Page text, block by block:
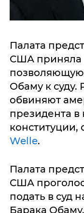
Палата
США
позволяющую
Обаму к суду.
обвиняют
президента
конституции,
Welle.
Палата
США
подать в суд
Барака